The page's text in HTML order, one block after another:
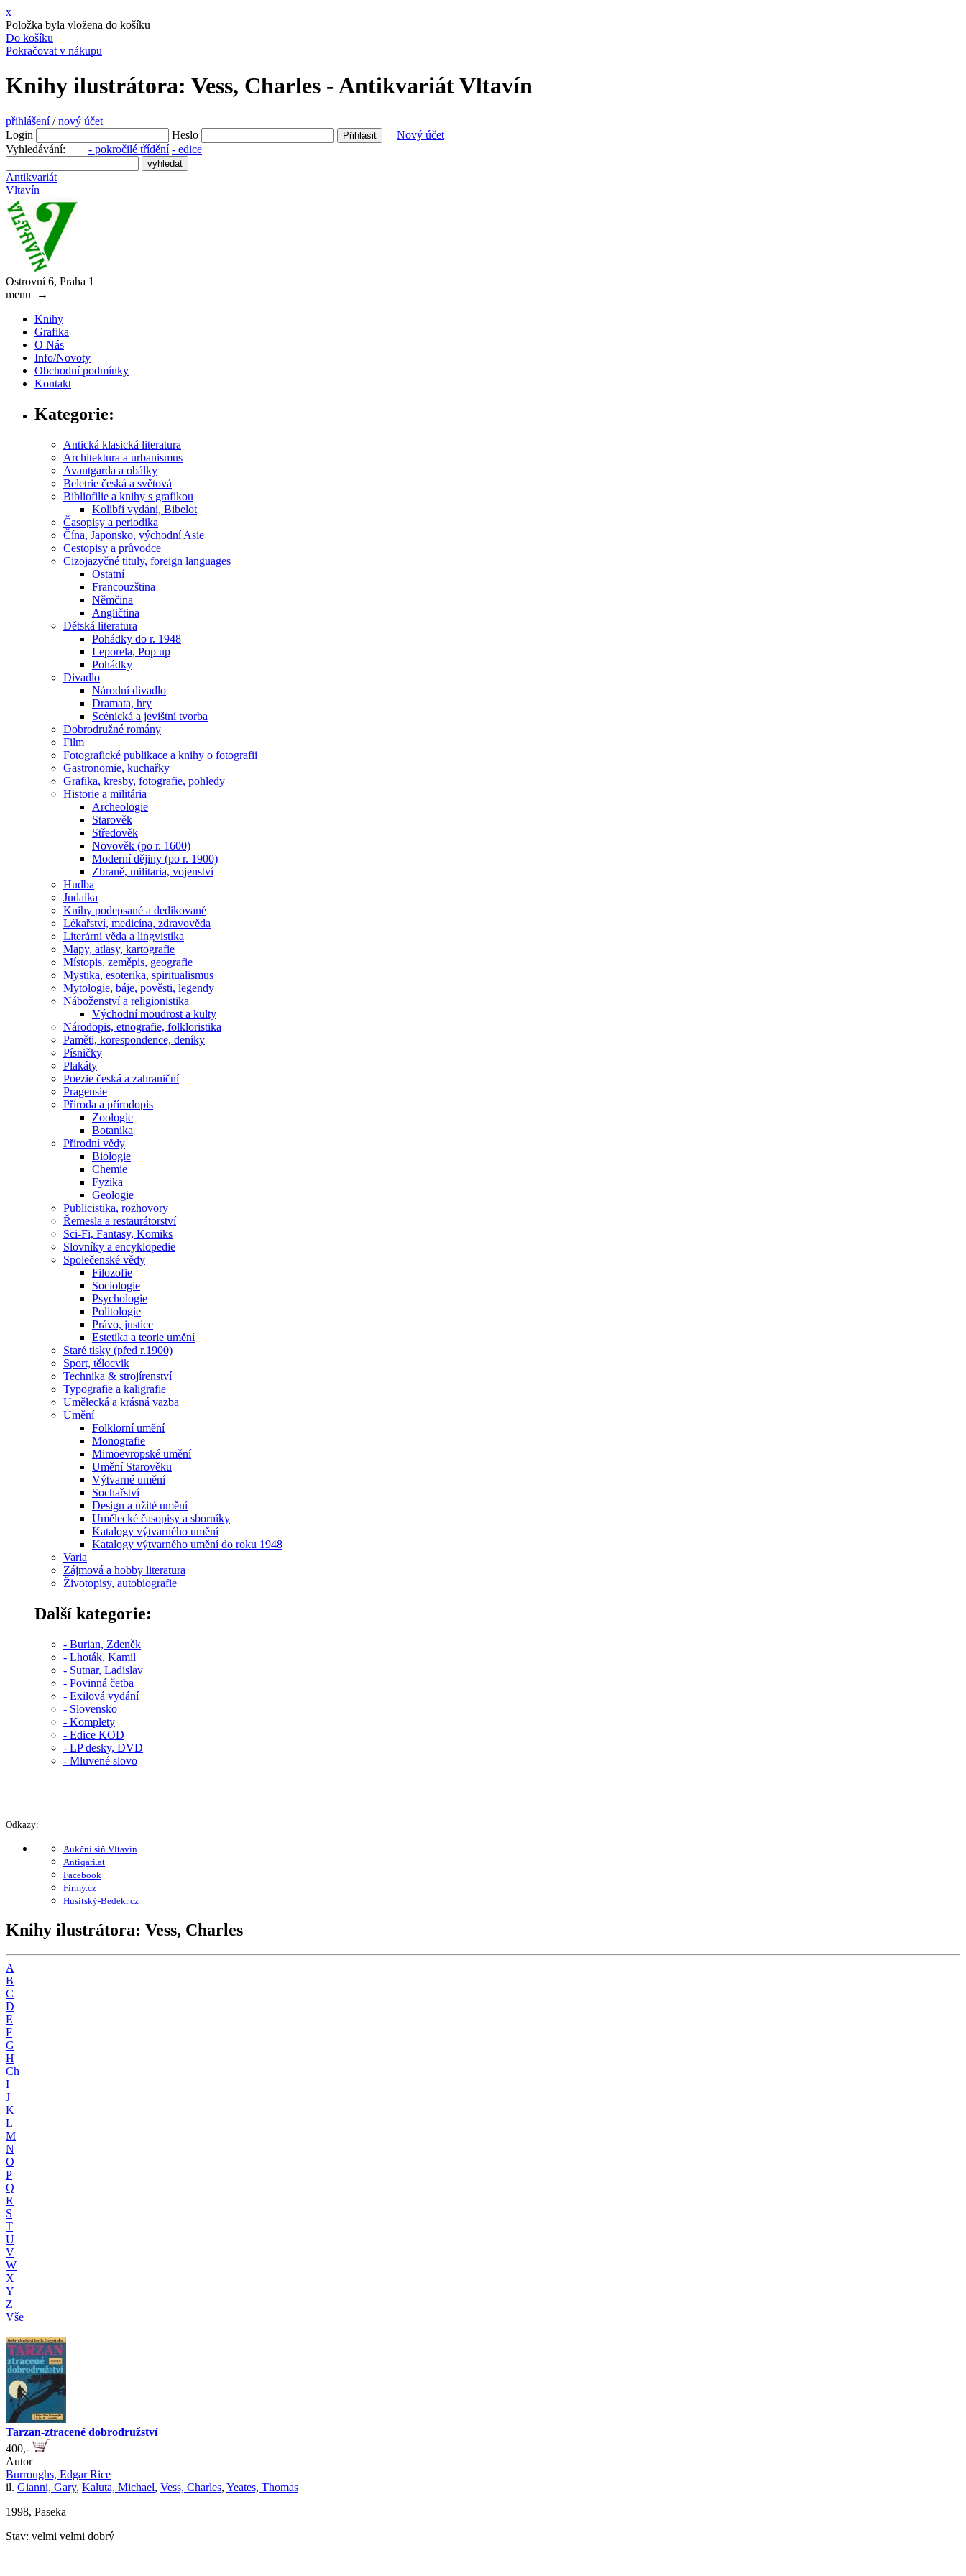
x
Položka byla vložena do košíku
Do košíku
Pokračovat v nákupu
Knihy ilustrátora: Vess, Charles - Antikvariát Vltavín
přihlášení/nový účet
Login
Heslo
Nový účet
Vyhledávání: - pokročilé třídění - edice
Antikvariát
Vltavín
Ostrovní 6, Praha 1
menu
→
Knihy
Grafika
O Nás
Info/Novoty
Obchodní podmínky
Kontakt
Kategorie:
Antická klasická literatura
Architektura a urbanismus
Avantgarda a obálky
Beletrie česká a světová
Bibliofilie a knihy s grafikou
Kolibří vydání, Bibelot
Časopisy a periodika
Čína, Japonsko, východní Asie
Cestopisy a průvodce
Cizojazyčné tituly, foreign languages
Ostatní
Francouzština
Němčina
Angličtina
Dětská literatura
Pohádky do r. 1948
Leporela, Pop up
Pohádky
Divadlo
Národní divadlo
Dramata, hry
Scénická a jevištní tvorba
Dobrodružné romány
Film
Fotografické publikace a knihy o fotografii
Gastronomie, kuchařky
Grafika, kresby, fotografie, pohledy
Historie a militária
Archeologie
Starověk
Středověk
Novověk (po r. 1600)
Moderní dějiny (po r. 1900)
Zbraně, militaria, vojenství
Hudba
Judaika
Knihy podepsané a dedikované
Lékařství, medicína, zdravověda
Literární věda a lingvistika
Mapy, atlasy, kartografie
Místopis, zeměpis, geografie
Mystika, esoterika, spiritualismus
Mytologie, báje, pověsti, legendy
Náboženství a religionistika
Východní moudrost a kulty
Národopis, etnografie, folkloristika
Paměti, korespondence, deníky
Písničky
Plakáty
Poezie česká a zahraniční
Pragensie
Příroda a přírodopis
Zoologie
Botanika
Přírodní vědy
Biologie
Chemie
Fyzika
Geologie
Publicistika, rozhovory
Řemesla a restaurátorství
Sci-Fi, Fantasy, Komiks
Slovníky a encyklopedie
Společenské vědy
Filozofie
Sociologie
Psychologie
Politologie
Právo, justice
Estetika a teorie umění
Staré tisky (před r.1900)
Sport, tělocvik
Technika & strojírenství
Typografie a kaligrafie
Umělecká a krásná vazba
Umění
Folklorní umění
Monografie
Mimoevropské umění
Umění Starověku
Výtvarné umění
Sochařství
Design a užité umění
Umělecké časopisy a sborníky
Katalogy výtvarného umění
Katalogy výtvarného umění do roku 1948
Varia
Zájmová a hobby literatura
Životopisy, autobiografie
Další kategorie:
- Burian, Zdeněk
- Lhoták, Kamil
- Sutnar, Ladislav
- Povinná četba
- Exilová vydání
- Slovensko
- Komplety
- Edice KOD
- LP desky, DVD
- Mluvené slovo
Odkazy:
Aukční síň Vltavín
Antiqari.at
Facebook
Firmy.cz
Husitský-Bedekr.cz
Knihy ilustrátora: Vess, Charles
A
B
C
D
E
F
G
H
Ch
I
J
K
L
M
N
O
P
Q
R
S
T
U
V
W
X
Y
Z
Vše
Tarzan-ztracené dobrodružství
400,-
Autor
Burroughs, Edgar Rice
il. Gianni, Gary, Kaluta, Michael, Vess, Charles, Yeates, Thomas
1998, Paseka
Stav: velmi velmi dobrý